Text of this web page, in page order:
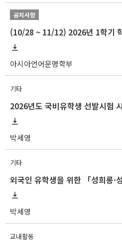
공지사항
아시아언어문명학부
기타
2026년도 국비유학생 선발시험
박세영
기타
외국인 유학생을 위한 「성희롱·
박세영
교내활동